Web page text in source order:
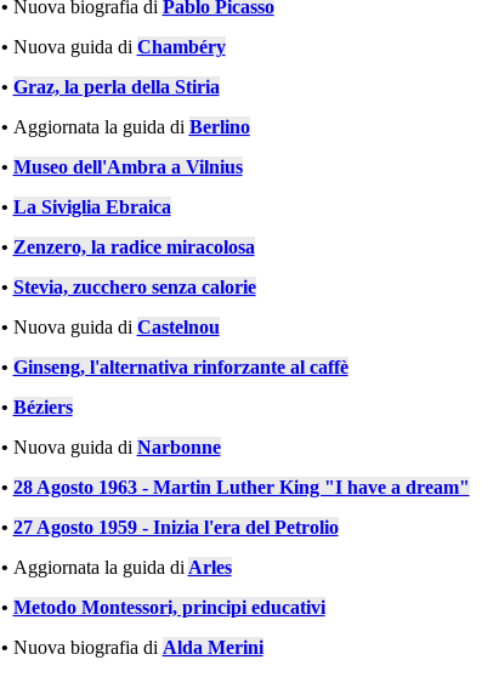
• Nuova biografia di Pablo Picasso
• Nuova guida di Chambéry
• Graz, la perla della Stiria
• Aggiornata la guida di Berlino
• Museo dell'Ambra a Vilnius
• La Siviglia Ebraica
• Zenzero, la radice miracolosa
• Stevia, zucchero senza calorie
• Nuova guida di Castelnou
• Ginseng, l'alternativa rinforzante al caffè
• Béziers
• Nuova guida di Narbonne
• 28 Agosto 1963 - Martin Luther King "I have a dream"
• 27 Agosto 1959 - Inizia l'era del Petrolio
• Aggiornata la guida di Arles
• Metodo Montessori, principi educativi
• Nuova biografia di Alda Merini